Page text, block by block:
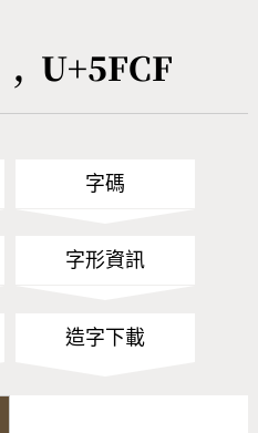
Unicode查詢
U+5FCF
字碼
字形資訊
造字下載